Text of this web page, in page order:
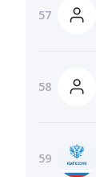
57
58
59